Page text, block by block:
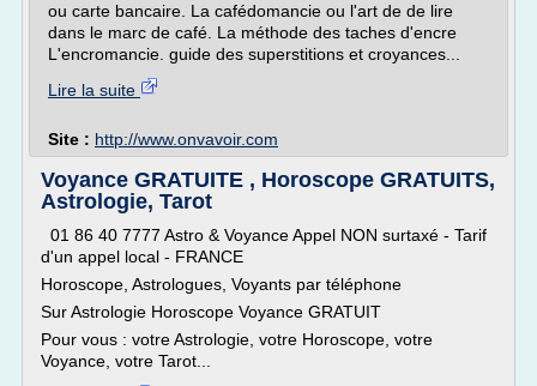
ou carte bancaire. La cafédomancie ou l'art de de lire
dans le marc de café. La méthode des taches d'encre
L'encromancie. guide des superstitions et croyances...
Lire la suite
Site : http://www.onvavoir.com
Voyance GRATUITE , Horoscope GRATUITS,
Astrologie, Tarot
01 86 40 7777 Astro & Voyance Appel NON surtaxé - Tarif
d'un appel local - FRANCE
Horoscope, Astrologues, Voyants par téléphone
Sur Astrologie Horoscope Voyance GRATUIT
Pour vous : votre Astrologie, votre Horoscope, votre
Voyance, votre Tarot...